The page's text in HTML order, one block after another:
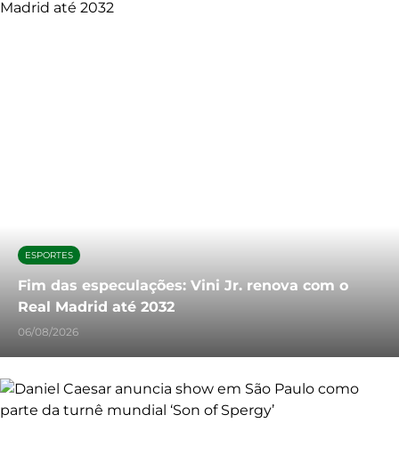
ESPORTES
Fim das especulações: Vini Jr. renova com o
Real Madrid até 2032
06/08/2026